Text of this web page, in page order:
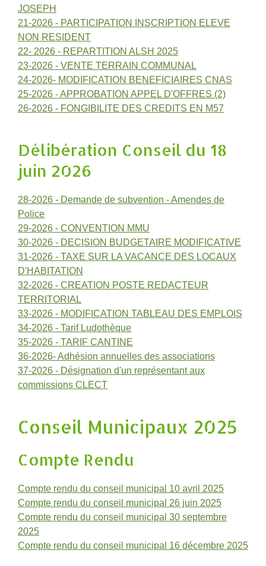
JOSEPH
21-2026 - PARTICIPATION INSCRIPTION ELEVE
NON RESIDENT
22- 2026 - REPARTITION ALSH 2025
23-2026 - VENTE TERRAIN COMMUNAL
24-2026- MODIFICATION BENEFICIAIRES CNAS
25-2026 - APPROBATION APPEL D'OFFRES (2)
26-2026 - FONGIBILITE DES CREDITS EN M57
Délibération Conseil du 18
juin 2026
28-2026 - Demande de subvention - Amendes de
Police
29-2026 - CONVENTION MMU
30-2026 - DECISION BUDGETAIRE MODIFICATIVE
31-2026 - TAXE SUR LA VACANCE DES LOCAUX
D'HABITATION
32-2026 - CREATION POSTE REDACTEUR
TERRITORIAL
33-2026 - MODIFICATION TABLEAU DES EMPLOIS
34-2026 - Tarif Ludothèque
35-2026 - TARIF CANTINE
36-2026- Adhésion annuelles des associations
37-2026 - Désignation d'un représentant aux
commissions CLECT
Conseil Municipaux 2025
Compte Rendu
Compte rendu du conseil municipal 10 avril 2025
Compte rendu du conseil municipal 26 juin 2025
Compte rendu du conseil municipal 30 septembre
2025
Compte rendu du conseil municipal 16 décembre 2025